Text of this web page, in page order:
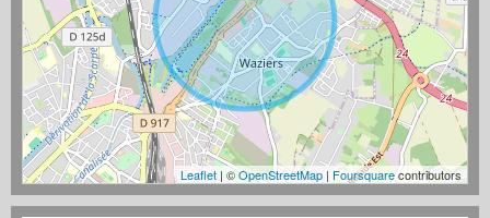
Leaflet | ©OpenStreetMap | Foursquarecontributors